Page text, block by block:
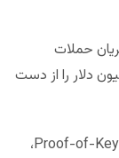
حملات
دیجیتالی با ارزش تقریبی 283 میلیون دلار را از دست
حدود یک ماه پیش از فرارسیدن دومین سالروز Proof-of-Keys،